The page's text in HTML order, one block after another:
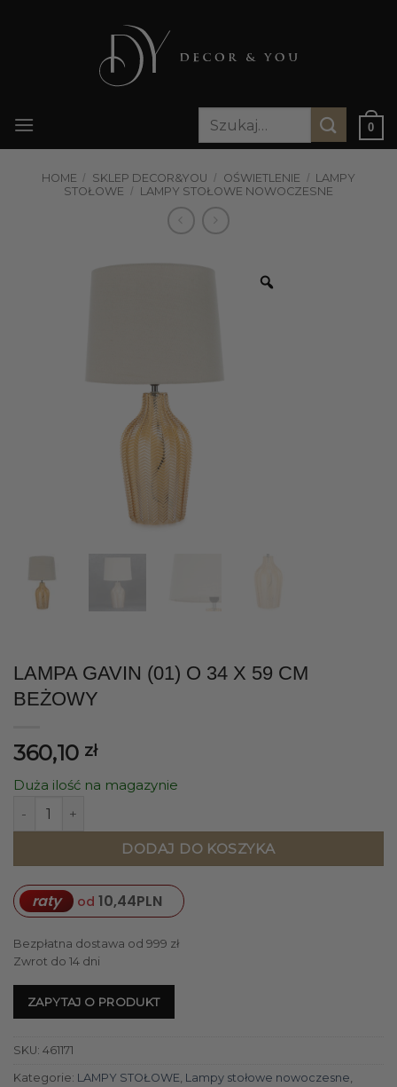
Szukaj:
0
HOME / SKLEP DECOR&YOU / OŚWIETLENIE / LAMPY
STOŁOWE / LAMPY STOŁOWE NOWOCZESNE
LAMPA GAVIN (01) O 34 X 59 CM
BEŻOWY
360,10 zł
Duża ilość na magazynie
ilość LAMPA GAVIN (01) O 34 X 59 CM BEŻOWY
DODAJ DO KOSZYKA
raty od 10,44PLN
Bezpłatna dostawa od 999 zł
Zwrot do 14 dni
ZAPYTAJ O PRODUKT
SKU: 461171
Kategorie: LAMPY STOŁOWE Lampy stołowe nowoczesne